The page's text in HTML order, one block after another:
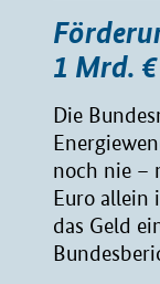
1 Mrd.
Die
noch nie –
Euro allein
das Geld